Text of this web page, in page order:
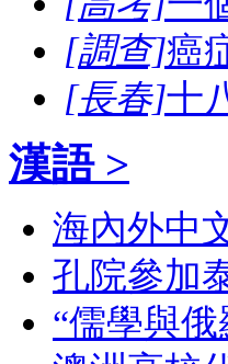
[調查]癌
[長春]十
漢語 >
海內外中
孔院參加
“儒學與